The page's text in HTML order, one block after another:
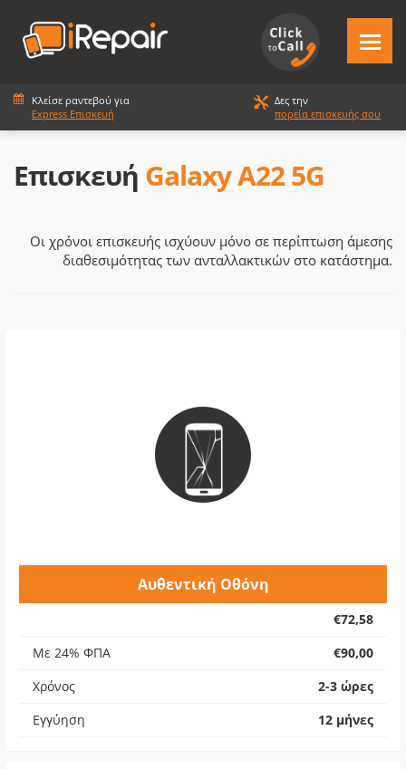
Κλείσε ραντεβού για
Express Επισκευή
Δες την
πορεία επισκευής σου
Επισκευή Galaxy A22 5G
Οι χρόνοι επισκευής ισχύουν μόνο σε περίπτωση άμεσης
διαθεσιμότητας των ανταλλακτικών στο κατάστημα.
Αυθεντική Οθόνη
€72,58
Με 24% ΦΠΑ
€90,00
Χρόνος
2-3 ώρες
Εγγύηση
12 μήνες